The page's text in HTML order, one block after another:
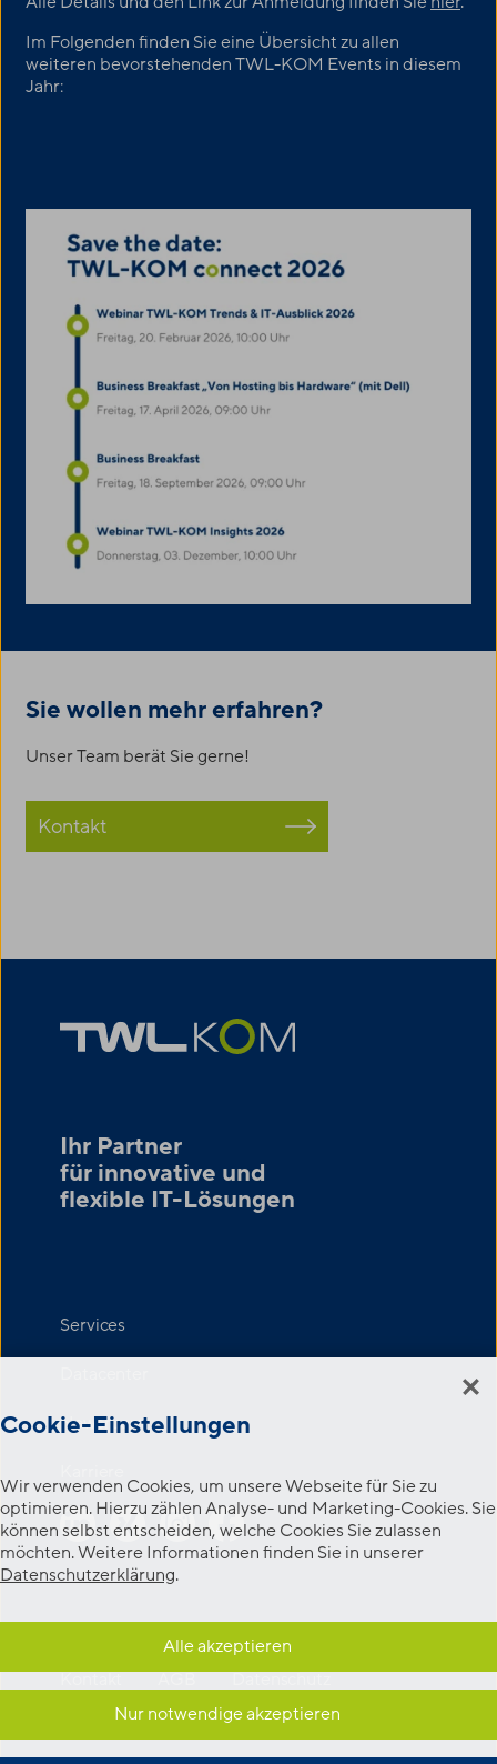
Im Folgenden finden Sie eine Übersicht zu allen
weiteren bevorstehendenTWL-KOM Events in diesem
Jahr:
Sie wollen mehr erfahren?
Unser Team berät Sie gerne!
Kontakt
Ihr Partner
für innovative und
flexible IT-Lösungen
Services
Newsroom
Kontakt AGB
Datenschutz
Cookie-Einstellungen
Impressum
Cookie-Einstellungen
Wir verwenden Cookies, um unsere Webseite für Sie zu
optimieren. Hierzu zählen Analyse- und Marketing-Cookies. Sie
können selbst entscheiden, welche Cookies Sie zulassen
möchten. Weitere Informationen finden Sie in unserer
Datenschutzerklärung.
Alle akzeptieren
Nur notwendige akzeptieren